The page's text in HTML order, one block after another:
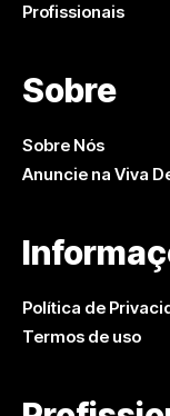
Profissionais
Sobre
Sobre Nós
Anuncie na Viva
Política de
Termos de uso